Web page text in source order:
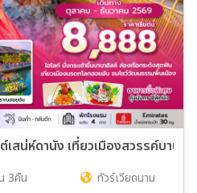
สน่ห์ดานัง เที่ยวเมืองสวรรค์บาน
3คืน
ทัวร์เวียดนาม